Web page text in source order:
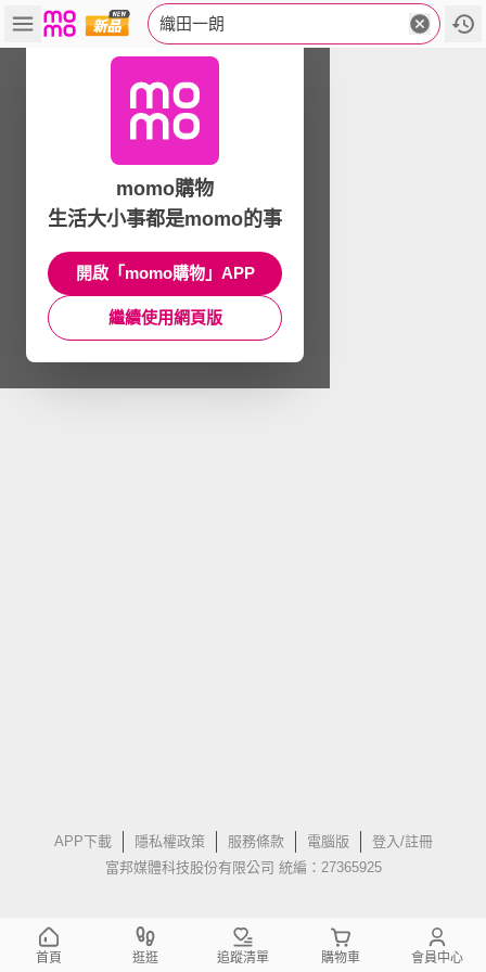
織田一朗
APP下載 隱私權政策 服務條款 電腦版
登入/註冊
富邦媒體科技股份有限公司 統編：27365925
momo購物
生活大小事都是momo的事
開啟「momo購物」APP
繼續使用網頁版
首頁 逛逛 追蹤清單 購物車 會員中心